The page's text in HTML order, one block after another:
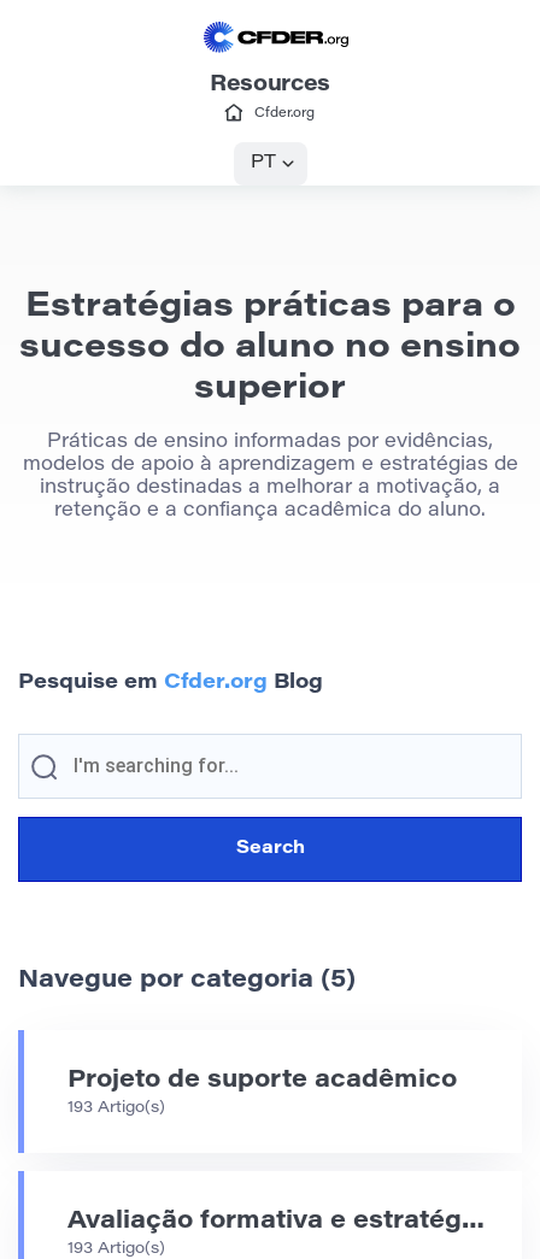
Resources
Cfder.org
PT
Estratégias práticas para o
sucesso do aluno no ensino
superior
Práticas de ensino informadas por evidências,
modelos de apoio à aprendizagem e estratégias de
instrução destinadas a melhorar a motivação, a
retenção e a confiança acadêmica do aluno.
Pesquise em Cfder.org Blog
Navegue por categoria (5)
Projeto de suporte acadêmico
193 Artigo(s)
Avaliação formativa e estratégias de feedback
193 Artigo(s)